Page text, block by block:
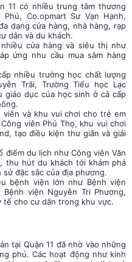
11 có nhiều trung tâm thương
Co.opmart Sư Vạn Hạnh,
dạng cửa hàng, nhà hàng, rạp
dân và du khách.
cửa hàng và siêu thị như
ứng nhu cầu mua sắm hàng
nhiều trường học chất lượng
Trãi, Trường Tiểu học Lạc
giáo dục của học sinh ở cả cấp
viên và khu vui chơi cho trẻ em
viên Phú Thọ, khu vui chơi
tạo điều kiện thư giãn và giải
điểm du lịch như Công viên Văn
thu hút du khách tới khám phá
đặc sắc của địa phương.
bệnh viện lớn như Bệnh viện
viện Nguyễn Tri Phương,
tế cho cư dân trong khu vực.
tại Quận 11 đã nhờ vào những
phú. Các hoạt động như kinh